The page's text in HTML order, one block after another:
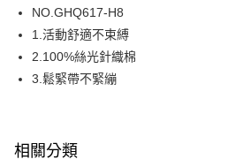
運送方式
全家取貨付款
每筆NT$80，滿NT$1,000(含以上)免運費
7-11取貨付款
NO.GHQ617-H8
1.活動舒適不束縛
2.100%絲光針織棉
3.鬆緊帶不緊繃
相關分類